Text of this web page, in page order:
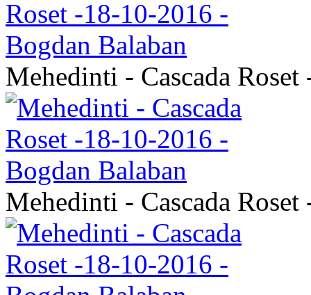
Mehedinti - Cascada
Mehedinti - Cascada